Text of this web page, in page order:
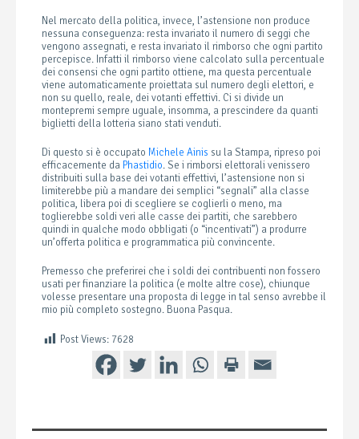
Nel mercato della politica, invece, l’astensione non produce
nessuna conseguenza: resta invariato il numero di seggi che
vengono assegnati, e resta invariato il rimborso che ogni partito
percepisce. Infatti il rimborso viene calcolato sulla percentuale
dei consensi che ogni partito ottiene, ma questa percentuale
viene automaticamente proiettata sul numero degli elettori, e
non su quello, reale, dei votanti effettivi. Ci si divide un
montepremi sempre uguale, insomma, a prescindere da quanti
biglietti della lotteria siano stati venduti.
Di questo si è occupato Michele Ainis su la Stampa, ripreso poi
efficacemente da Phastidio. Se i rimborsi elettorali venissero
distribuiti sulla base dei votanti effettivi, l’astensione non si
limiterebbe più a mandare dei semplici “segnali” alla classe
politica, libera poi di scegliere se coglierli o meno, ma
toglierebbe soldi veri alle casse dei partiti, che sarebbero
quindi in qualche modo obbligati (o “incentivati”) a produrre
un’offerta politica e programmatica più convincente.
Premesso che preferirei che i soldi dei contribuenti non fossero
usati per finanziare la politica (e molte altre cose), chiunque
volesse presentare una proposta di legge in tal senso avrebbe il
mio più completo sostegno. Buona Pasqua.
Post Views: 7628